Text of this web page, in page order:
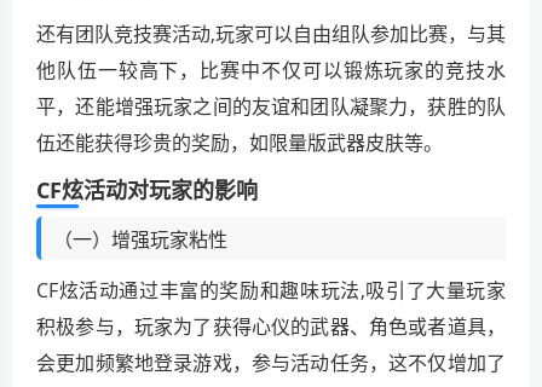
还有团队竞技赛活动,玩家可以自由组队参加比赛，与其
他队伍一较高下，比赛中不仅可以锻炼玩家的竞技水
平，还能增强玩家之间的友谊和团队凝聚力，获胜的队
伍还能获得珍贵的奖励，如限量版武器皮肤等。
CF炫活动对玩家的影响
（一）增强玩家粘性
CF炫活动通过丰富的奖励和趣味玩法,吸引了大量玩家
积极参与，玩家为了获得心仪的武器、角色或者道具，
会更加频繁地登录游戏，参与活动任务，这不仅增加了